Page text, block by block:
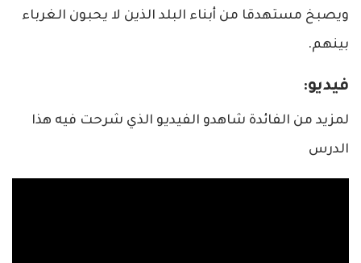
ويصبخ مستهدقا من أبناء البلد الذين لا يحبون الغرباء
بينهم.
فيديو:
لمزيد من الفائدة شاهدو الفيديو الذي شرحت فيه هذا
الدرس